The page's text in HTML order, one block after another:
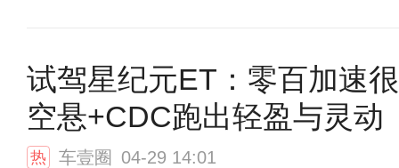
试驾星纪元ET：零百加速
空悬+CDC跑出轻盈与灵动
热 车壹圈 04-29 14:01